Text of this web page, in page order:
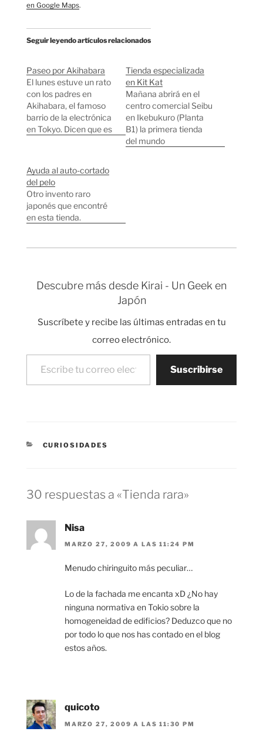
en Google Maps.
Seguir leyendo artículos relacionados
Paseo por Akihabara
El lunes estuve un rato
con los padres en
Akihabara, el famoso
barrio de la electrónica
en Tokyo. Dicen que es
Es un el paraíso de
todo aficionado a los
aparatos electrónicos,
al manga, al anime, a la
fotografía,…
Tienda especializada
en Kit Kat
Mañana abrirá en el
centro comercial Seibu
en Ikebukuro (Planta
B1) la primera tienda
del mundo
también ofrecerán
Ayuda al auto-cortado
del pelo
Otro invento raro
japonés que encontré
en esta tienda.
Descubre más desde Kirai - Un Geek en
Japón
Suscríbete y recibe las últimas entradas en tu
correo electrónico.
Escribe tu correo electrónico…
Suscribirse
CATEGORÍAS
CURIOSIDADES
30 respuestas a «Tienda rara»
Nisa
MARZO 27, 2009 A LAS 11:24 PM
Menudo chiringuito más peculiar…
Lo de la fachada me encanta xD ¿No hay
ninguna normativa en Tokio sobre la
homogeneidad de edificios? Deduzco que no
por todo lo que nos has contado en el blog
estos años.
quicoto
MARZO 27, 2009 A LAS 11:30 PM